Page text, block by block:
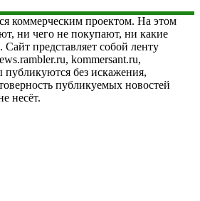
коммерческим проектом. На этом
ни чего не покупают, ни какие
представляет собой ленту
kommersant.ru,
без искажения,
публикуемых новостей
несёт.